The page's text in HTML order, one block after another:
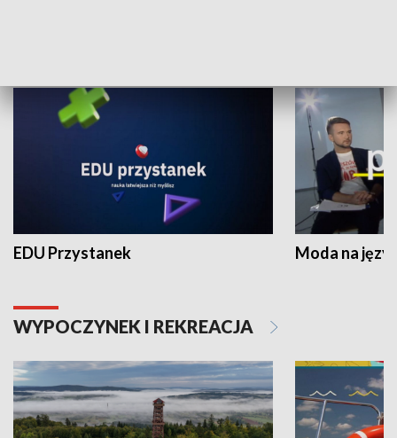
EDU Przystanek Moda na
WYPOCZYNEK I REKREACJA